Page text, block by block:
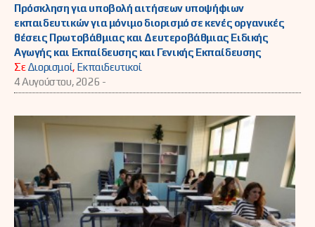
Πρόσκληση για υποβολή αιτήσεων υποψήφιων
εκπαιδευτικών για μόνιμο διορισμό σε κενές οργανικές
θέσεις Πρωτοβάθμιας και Δευτεροβάθμιας Ειδικής
Αγωγής και Εκπαίδευσης και Γενικής Εκπαίδευσης
ΣεΔιορισμοί, Εκπαιδευτικοί
4 Αυγούστου, 2026 -